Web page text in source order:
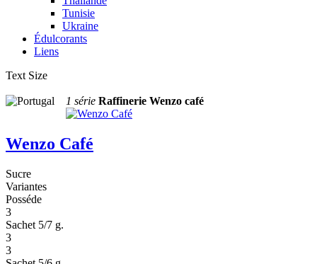
Tunisie
Ukraine
Édulcorants
Liens
Text Size
1 série Raffinerie Wenzo café
Wenzo Café
Sucre
Variantes
Posséde
3
Sachet 5/7 g.
3
3